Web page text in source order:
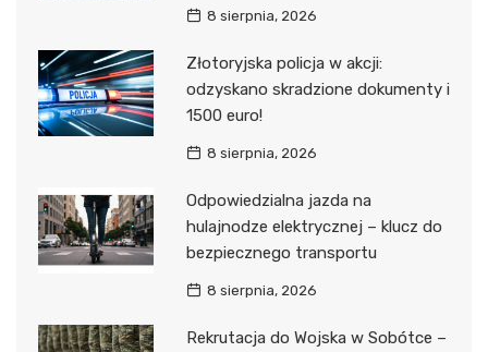
8 sierpnia, 2026
Złotoryjska policja w akcji:
odzyskano skradzione dokumenty i
1500 euro!
8 sierpnia, 2026
Odpowiedzialna jazda na
hulajnodze elektrycznej – klucz do
bezpiecznego transportu
8 sierpnia, 2026
Rekrutacja do Wojska w Sobótce –